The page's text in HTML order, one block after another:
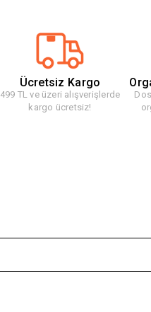
Ücretsiz Kargo
499 TL ve üzeri alışverişlerde
kargo ücretsiz!